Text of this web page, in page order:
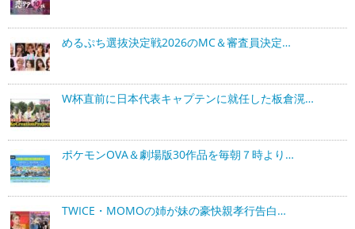
めるぷち選抜決定戦2026のMC＆審査員決定…
W杯直前に日本代表キャプテンに就任した板倉滉…
ポケモンOVA＆劇場版30作品を毎朝７時より…
TWICE・MOMOの姉が妹の豪快親孝行告白…